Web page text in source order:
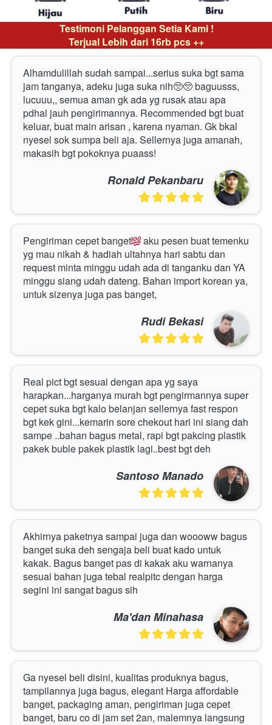
Testimoni Pelanggan Setia Kami !
Terjual Lebih dari 16rb pcs ++
Alhamdulillah sudah sampai...serius suka bgt sama
jam tanganya, adeku juga suka nih🥺🥺 baguusss,
lucuuu,, semua aman gk ada yg rusak atau apa
pdhal jauh pengirimannya. Recommended bgt buat
keluar, buat main arisan , karena nyaman. Gk bkal
nyesel sok sumpa beli aja. Sellernya juga amanah,
makasih bgt pokoknya puaass!
Ronald Pekanbaru
Pengiriman cepet banget
aku pesen buat temenku
yg mau nikah & hadiah ultahnya hari sabtu dan
request minta minggu udah ada di tanganku dan YA
minggu siang udah dateng. Bahan import korean ya,
untuk sizenya juga pas banget,
Rudi Bekasi
Real pict bgt sesuai dengan apa yg saya
harapkan...harganya murah bgt pengirmannya super
cepet suka bgt kalo belanjan sellernya fast respon
bgt kek gini...kemarin sore chekout hari ini siang dah
sampe ..bahan bagus metal, rapi bgt pakcing plastik
pakek buble pakek plastik lagi..best bgt deh
Santoso Manado
Akhirnya paketnya sampai juga dan woooww bagus
banget suka deh sengaja beli buat kado untuk
kakak. Bagus banget pas di kakak aku warnanya
sesuai bahan juga tebal realpitc dengan harga
segini ini sangat bagus sih
Ma'dan Minahasa
Ga nyesel beli disini, kualitas produknya bagus,
tampilannya juga bagus, elegant Harga affordable
banget, packaging aman, pengiriman juga cepet
banget, baru co di jam set 2an, malemnya langsung